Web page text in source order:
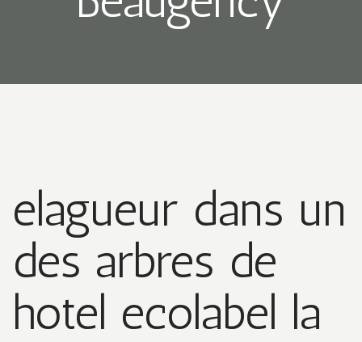
elagueur dans un
des arbres de
hotel ecolabel la